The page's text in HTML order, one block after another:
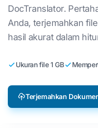
DocTranslator.
Anda, terjemahkan
hasil akurat dalam
Ukuran file 1 GB
Terjemahkan